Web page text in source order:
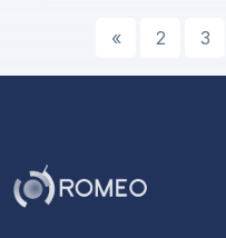
« 2 3